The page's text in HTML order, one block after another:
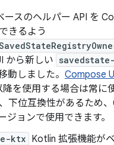
ースのヘルパー API を
きるよう
から新しい savedstate-
動しました。 Compose
降を使用する場合は常に
下位互換性があるため
ジョンで使用できます。
ktx Kotlin 拡張機能が